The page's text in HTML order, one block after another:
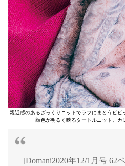
親近感のあるざっくりニットでラフにまとうビ
顔色が明るく映るタートルニット。カ
[Domani2020年12/1月号 62